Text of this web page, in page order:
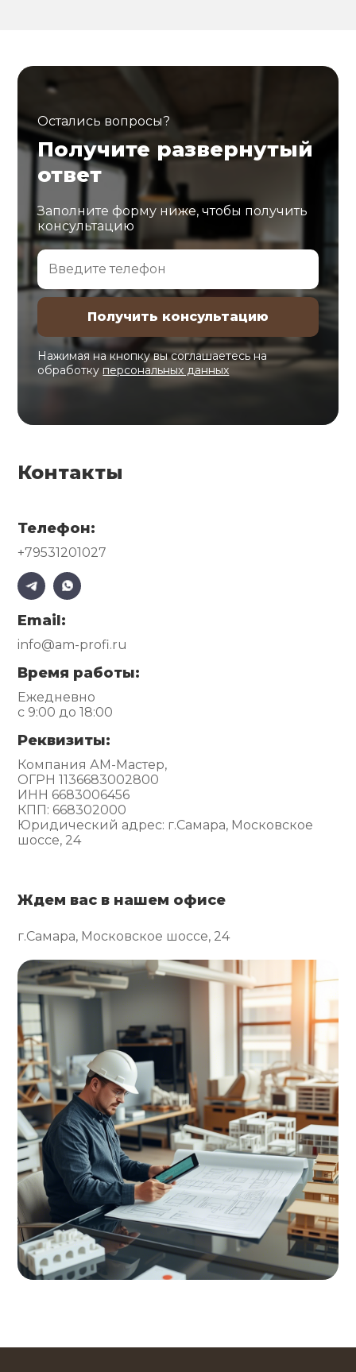
Остались вопросы?
Получите развернутый
ответ
Заполните форму ниже, чтобы получить
консультацию
Нажимая на кнопку вы соглашаетесь на
обработкуперсональных данных
Контакты
Телефон:
+79531201027
Email:
info@am-profi.ru
Время работы:
Ежедневно
с 9:00 до 18:00
Реквизиты:
Компания АМ-Мастер,
ОГРН 1136683002800
ИНН 6683006456
КПП: 668302000
Юридический адрес: г.Самара, Московское
шоссе, 24
Ждем вас в нашем офисе
г.Самара, Московское шоссе, 24